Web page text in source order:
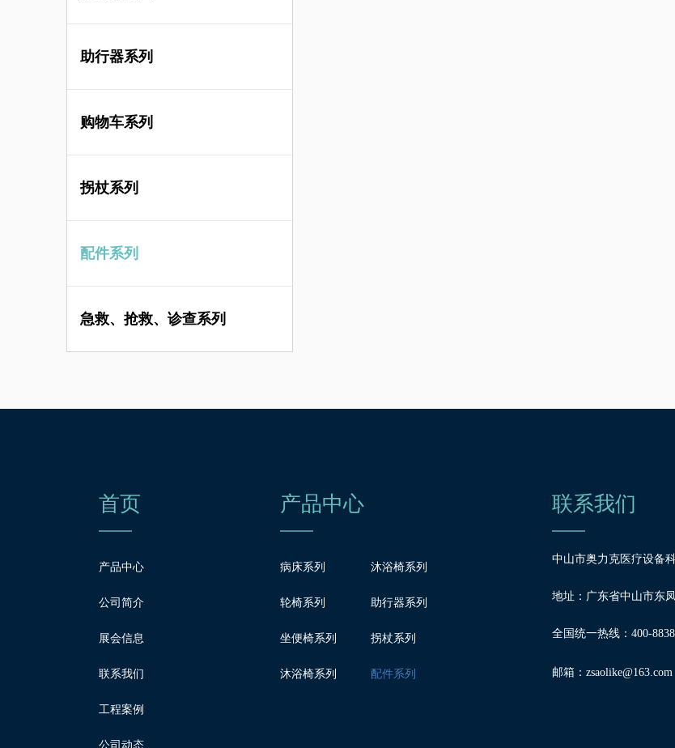
助行器系列
购物车系列
拐杖系列
配件系列
急救、抢救、诊查系列
首页
产品中心
公司简介
展会信息
联系我们
工程案例
公司动态
产品中心
病床系列
轮椅系列
坐便椅系列
沐浴椅系列
沐浴椅系列
助行器系列
拐杖系列
配件系列
联系我们
中山市奥力克医疗设备
地址：广东省中山市东
全国统一热线：400-
邮箱： zsaolike@163.com